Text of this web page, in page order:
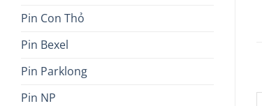
Pin Con Thỏ
Pin Bexel
Pin Parklong
Pin NP